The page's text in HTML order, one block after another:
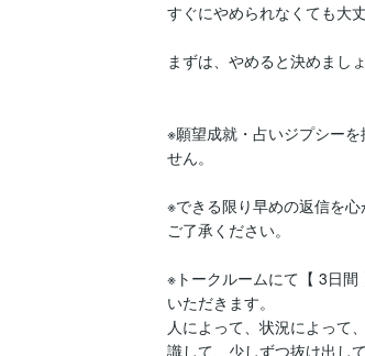
すぐにやめられなくても大
まずは、やめると決めましょ
※願望成就・占いジプシー
せん。
※できる限り早めの返信を
ご了承ください。
※トークルームにて【 3日
いただきます。
人によって、状況によって
識して、少しずつ抜け出し